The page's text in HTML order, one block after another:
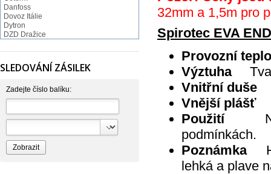
32mm a 1,5m pro
Spirotec EVA END
Provozní
Výztuha
Vnitřní
Vnější
Použití
podmínkách.
Poznámka
lehká a plave
Danfoss
Dovoz Itálie
Dytron
DZD Dražice
GEBO
Hutterer & Lechner
JB SANITARY
JIKA
NORMA
RAV Slezák
Rothenberger
Sagittarius
SLEDOVÁNÍ ZÁSILEK
Zadejte číslo balíku: